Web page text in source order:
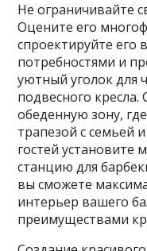
Не ограничивайте
Оцените его
спроектируйте его
потребностями и
уютный уголок для
подвесного
обеденную зону,
трапезой с семьей
гостей установите
станцию ​​для
вы сможете
интерьер вашего
преимуществами